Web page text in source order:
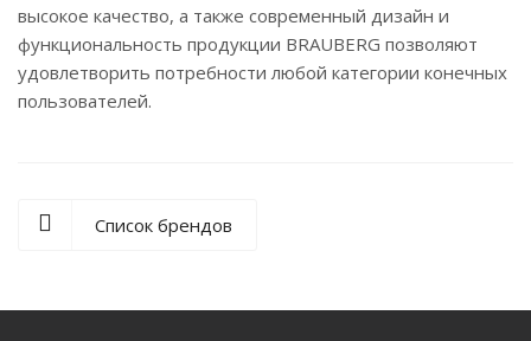
высокое качество, а также современный дизайн и
функциональность продукции BRAUBERG позволяют
удовлетворить потребности любой категории конечных
пользователей.
Список брендов